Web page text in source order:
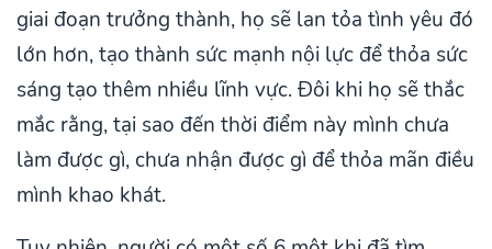
giai đoạn trưởng thành, họ sẽ lan tỏa tình yêu đó
lớn hơn, tạo thành sức mạnh nội lực để thỏa sức
sáng tạo thêm nhiều lĩnh vực. Đôi khi họ sẽ thắc
mắc rằng, tại sao đến thời điểm này mình chưa
làm được gì, chưa nhận được gì để thỏa mãn điều
mình khao khát.